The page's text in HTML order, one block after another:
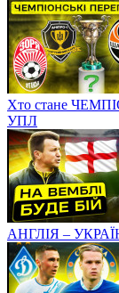
Хто стане
УПЛ
АНГЛІЯ –